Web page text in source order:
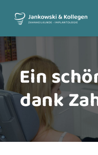
Ein
dank